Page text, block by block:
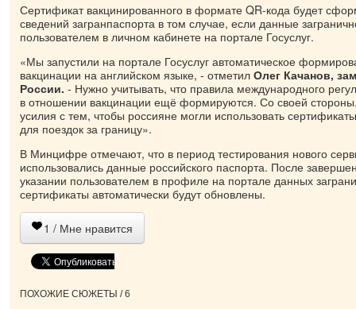
Сертификат вакцинированного в формате QR-кода будет
сведений загранпаспорта в том случае, если данные
пользователем в личном кабинете на портале Госуслуг.
«Мы запустили на портале Госуслуг автоматическое
вакцинации на английском языке, - отметил Олег Качанов,
России. - Нужно учитывать, что правила международного
в отношении вакцинации ещё формируются. Со своей
усилия с тем, чтобы россияне могли использовать
для поездок за границу».
В Минцифре отмечают, что в период тестирования нового
использовались данные российского паспорта. После
указании пользователем в профиле на портале данных
сертификаты автоматически будут обновлены.
1 / Мне нравится
ПОХОЖИЕ СЮЖЕТЫ / 6